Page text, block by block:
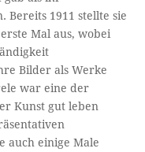
Bereits 1911 stellte sie
Mal aus, wobei
Bilder als Werke
war eine der
Kunst gut leben
auch einige Male